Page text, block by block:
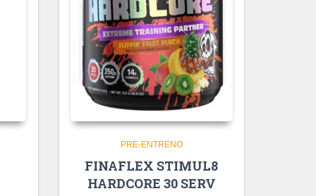
PRE-ENTRENO
FINAFLEX STIMUL8
HARDCORE 30 SERV